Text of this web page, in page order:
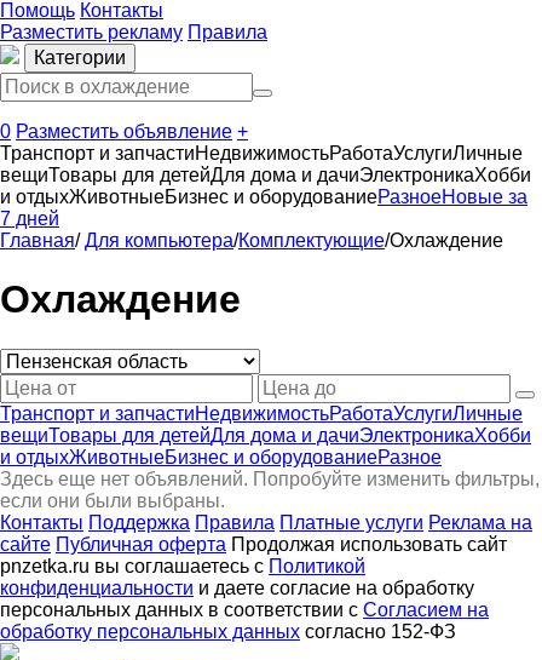
Помощь Контакты
Разместить рекламу Правила
Категории
0 Разместить объявление +
Транспорт и запчастиНедвижимостьРаботаУслугиЛичные
вещиТовары для детейДля дома и дачиЭлектроникаХобби
и отдыхЖивотныеБизнес и оборудованиеРазноеНовые за
7 дней
Главная/ Для компьютера/Комплектующие/Охлаждение
Охлаждение
Транспорт и запчастиНедвижимостьРаботаУслугиЛичные
вещиТовары для детейДля дома и дачиЭлектроникаХобби
и отдыхЖивотныеБизнес и оборудованиеРазное
Здесь еще нет объявлений. Попробуйте изменить фильтры,
если они были выбраны.
Контакты Поддержка Правила Платные услуги Реклама на
сайте Публичная оферта Продолжая использовать сайт
pnzetka.ru вы соглашаетесь с Политикой
конфиденциальности и даете согласие на обработку
персональных данных в соответствии с Согласием на
обработку персональных данных согласно 152-ФЗ